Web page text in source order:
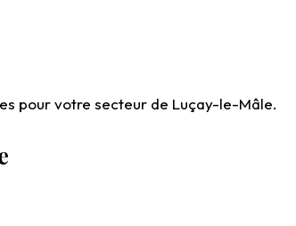
pour votre secteur de Luçay-le-Mâle.